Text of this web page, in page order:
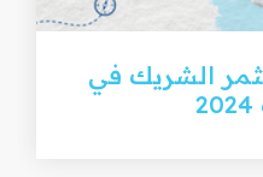
الشريك في